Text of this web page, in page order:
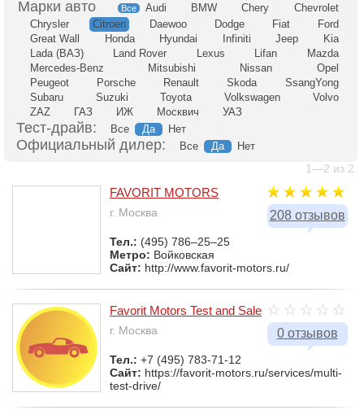
Все Audi BMW Chery
Chevrolet
Chrysler
Citroen Daewoo Dodge Fiat
Ford
Great Wall
Honda Hyundai Infiniti Jeep
Kia
Lada (ВАЗ)
Land Rover Lexus Lifan
Mazda
Mercedes-Benz
Mitsubishi Nissan
Opel
Peugeot
Porsche Renault Skoda
SsangYong
Subaru
Suzuki Toyota Volkswagen
Volvo
ZAZ
ГАЗ ИЖ Москвич УАЗ
Тест-драйв: Все Да Нет
Официальный дилер: Все Да Нет
1—2 из 2.
208 отзывов
FAVORIT MOTORS
г. Москва
Тел.: (495) 786–25–25
Метро: Войковская
Сайт: http://www.favorit-motors.ru/
0 отзывов
Favorit Motors Test and Sale
г. Москва
Тел.: +7 (495) 783-71-12
Сайт: https://favorit-motors.ru/services/multi-
test-drive/